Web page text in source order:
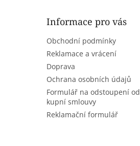
Informace pro vás
Obchodní podmínky
Reklamace a vrácení
Doprava
Ochrana osobních údajů
Formulář na odstoupení od
kupní smlouvy
Reklamační formulář